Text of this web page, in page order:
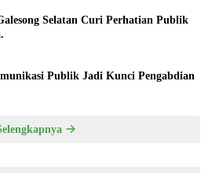
Selatan Curi Perhatian Publik
Publik Jadi Kunci Pengabdian